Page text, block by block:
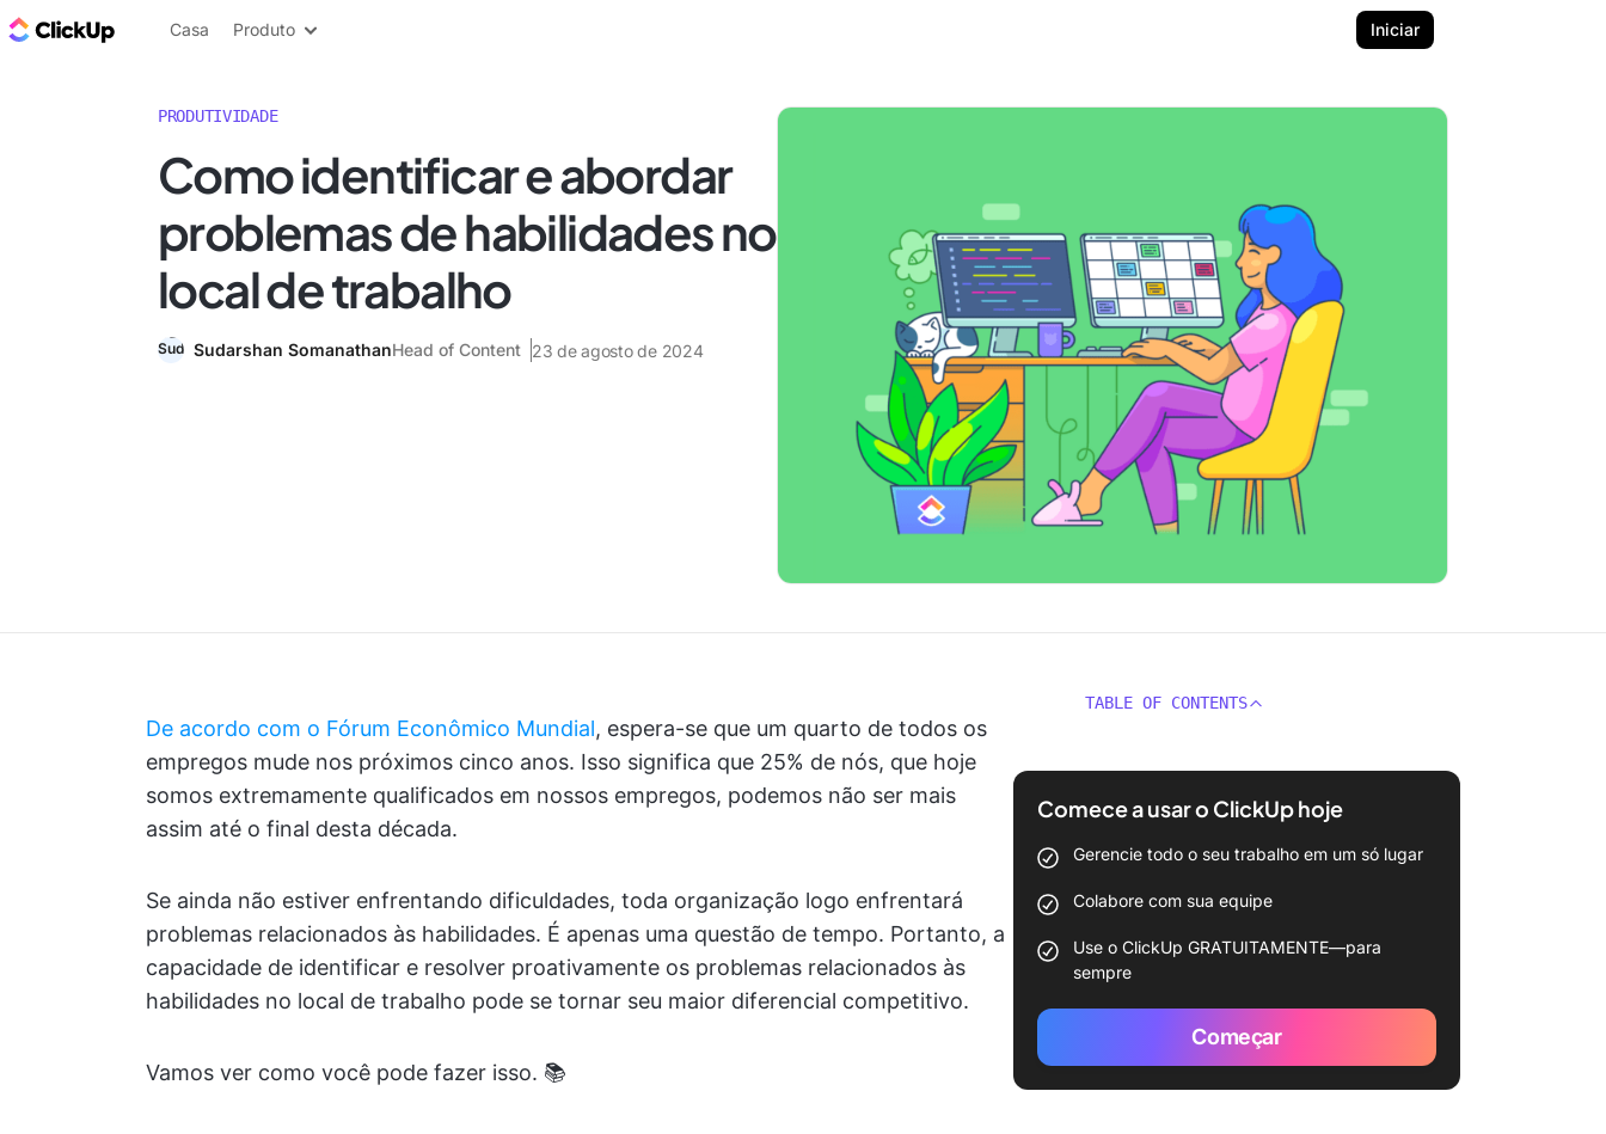
ClickUp Blogue
Casa Produto Iniciar
PRODUTIVIDADE
Como identificar e abordar
problemas de habilidades no
local de trabalho
Sudarshan SomanathanHead of Content 23 de agosto de 2024
De acordo com o Fórum Econômico Mundial, espera-se que um quarto de todos os
empregos mude nos próximos cinco anos. Isso significa que 25% de nós, que hoje
somos extremamente qualificados em nossos empregos, podemos não ser mais
assim até o final desta década.
Se ainda não estiver enfrentando dificuldades, toda organização logo enfrentará
problemas relacionados às habilidades. É apenas uma questão de tempo. Portanto, a
capacidade de identificar e resolver proativamente os problemas relacionados às
habilidades no local de trabalho pode se tornar seu maior diferencial competitivo.
Vamos ver como você pode fazer isso. 📚
TABLE OF CONTENTS
Comece a usar o ClickUp hoje
Gerencie todo o seu trabalho em um só lugar
Colabore com sua equipe
Use o ClickUp GRATUITAMENTE—para
sempre
Começar